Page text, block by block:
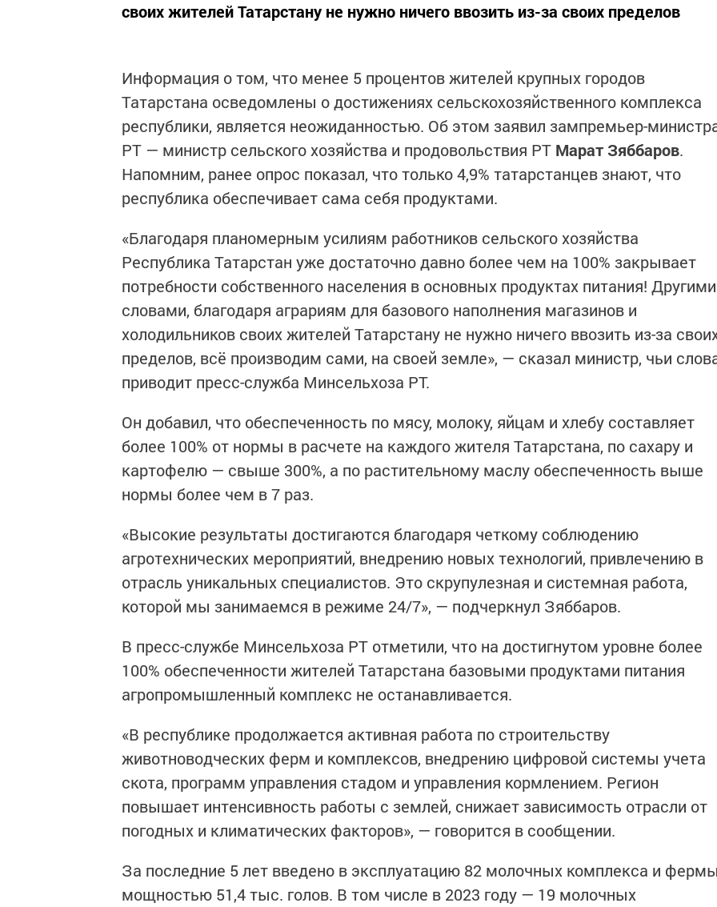
своих жителей Татарстану не нужно ничего ввозить из-за своих пределов
Информация о том, что менее 5 процентов жителей крупных городов
Татарстана осведомлены о достижениях сельскохозяйственного комплекса
республики, является неожиданностью. Об этом заявил зампремьер-
РТ — министр сельского хозяйства и продовольствия РТ Марат Зяббаров.
Напомним, ранее опрос показал, что только 4,9% татарстанцев знают, что
республика обеспечивает сама себя продуктами.
«Благодаря планомерным усилиям работников сельского хозяйства
Республика Татарстан уже достаточно давно более чем на 100% закрывает
потребности собственного населения в основных продуктах питания! Другими
словами, благодаря аграриям для базового наполнения магазинов и
холодильников своих жителей Татарстану не нужно ничего ввозить из-за
пределов, всё производим сами, на своей земле», — сказал министр, чьи
приводит пресс-служба Минсельхоза РТ.
Он добавил, что обеспеченность по мясу, молоку, яйцам и хлебу составляет
более 100% от нормы в расчете на каждого жителя Татарстана, по сахару и
картофелю — свыше 300%, а по растительному маслу обеспеченность выше
нормы более чем в 7 раз.
«Высокие результаты достигаются благодаря четкому соблюдению
агротехнических мероприятий, внедрению новых технологий, привлечению в
отрасль уникальных специалистов. Это скрупулезная и системная работа,
которой мы занимаемся в режиме 24/7», — подчеркнул Зяббаров.
В пресс-службе Минсельхоза РТ отметили, что на достигнутом уровне более
100% обеспеченности жителей Татарстана базовыми продуктами питания
агропромышленный комплекс не останавливается.
«В республике продолжается активная работа по строительству
животноводческих ферм и комплексов, внедрению цифровой системы учета
скота, программ управления стадом и управления кормлением. Регион
повышает интенсивность работы с землей, снижает зависимость отрасли от
погодных и климатических факторов», — говорится в сообщении.
За последние 5 лет введено в эксплуатацию 82 молочных комплекса и
мощностью 51,4 тыс. голов. В том числе в 2023 году — 19 молочных